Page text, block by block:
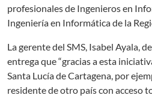
profesionales de Ingenieros en
Ingeniería en Informática de la
La gerente del SMS, Isabel Ayala,
entrega que “gracias a esta
Santa Lucía de Cartagena, por
residente de otro país con acceso